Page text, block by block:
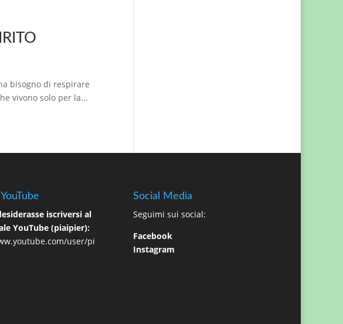
bisogno di respirare
vivono solo per la...
iscriversi al
YouTube (piaipier):
user/pi
Social Media
Seguimi sui social:
Facebook
Instagram